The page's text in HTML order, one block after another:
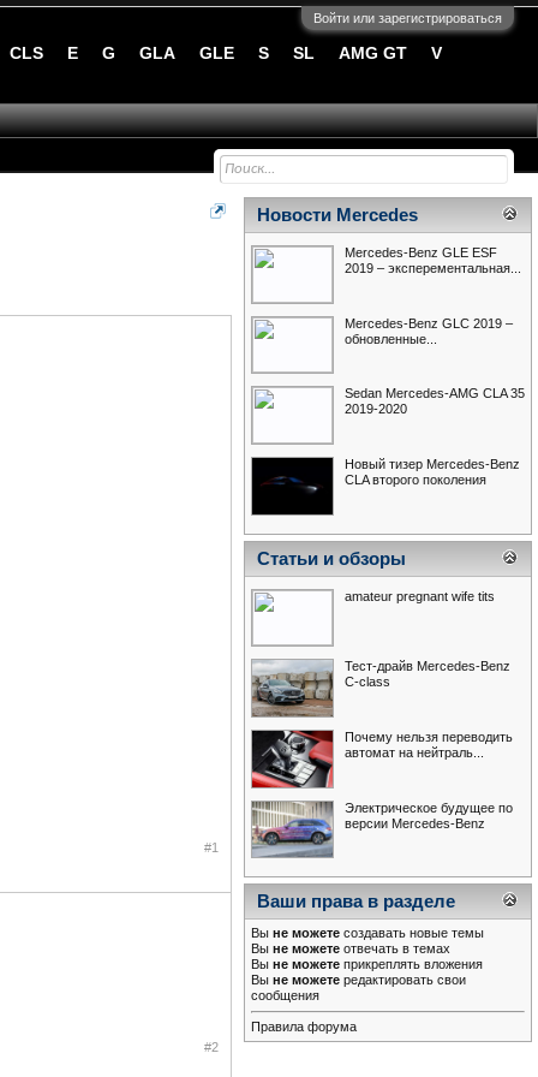
Войти или зарегистрироваться
#1
#2
Новости Mercedes
Mercedes-Benz GLE ESF
2019 – эксперементальная...
Mercedes-Benz GLC 2019 –
обновленные...
Sedan Mercedes-AMG CLA 35
2019-2020
Новый тизер Mercedes-Benz
CLA второго поколения
Статьи и обзоры
amateur pregnant wife tits
Тест-драйв Mercedes-Benz
С-class
Почему нельзя переводить
автомат на нейтраль...
Электрическое будущее по
версии Mercedes-Benz
Ваши права в разделе
Вы не можете создавать новые темы
Вы не можете отвечать в темах
Вы не можете прикреплять вложения
Вы не можете редактировать свои
сообщения
Правила форума
CLS E G GLA GLE S SL AMG GT V